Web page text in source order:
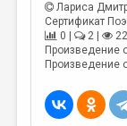
ЦИКЛЫ
Лариса
Сертификат
0 |
2 |
Произведение
Произведение